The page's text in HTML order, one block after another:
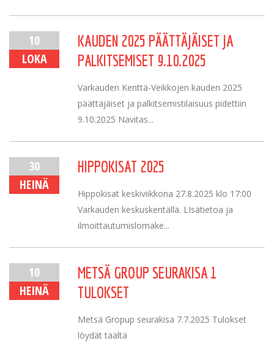
10
LOKA
KAUDEN 2025 PÄÄTTÄJÄISET JA
PALKITSEMISET 9.10.2025
Varkauden Kenttä-Veikkojen kauden 2025
päättäjäiset ja palkitsemistilaisuus pidettiin
9.10.2025 Navitas...
30
HEINÄ
HIPPOKISAT 2025
Hippokisat keskiviikkona 27.8.2025 klo 17:00
Varkauden keskuskentällä. LIsätietoa ja
ilmoittautumislomake...
10
HEINÄ
METSÄ GROUP SEURAKISA 1
TULOKSET
Metsä Gropup seurakisa 7.7.2025 Tulokset
löydät täältä